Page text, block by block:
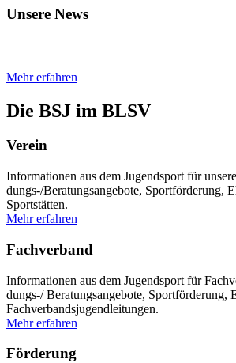
Unsere News
Mehr erfah­ren
Die BSJ im BLSV
Ver­ein
Infor­ma­tio­nen aus dem Jugend­sport für
dungs-/Be­ra­tungs­an­ge­bote, Sport­för­de­rung,
Sport­stät­ten.
Mehr erfah­ren
Fach­ver­band
Infor­ma­tio­nen aus dem Jugend­sport für
dungs-/ Bera­tungs­an­ge­bote, Sport­för­de­rung,
Fach­ver­bands­ju­gend­lei­tun­gen.
Mehr erfah­ren
För­de­rung